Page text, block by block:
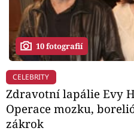
10 fotografií
CELEBRITY
Zdravotní lapálie Evy
Operace mozku,
zákrok